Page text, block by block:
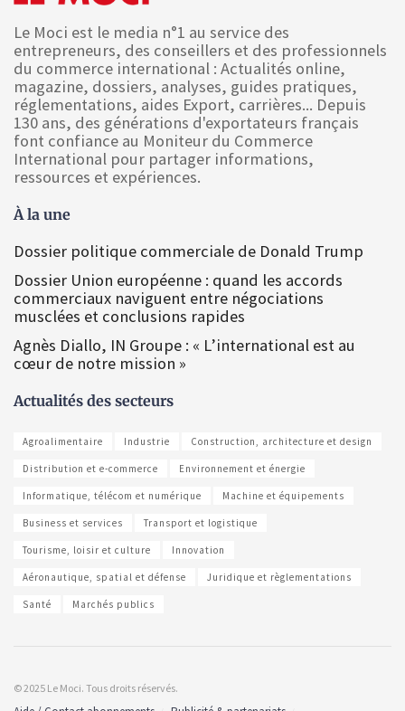
Le Moci est le media n°1 au service des
entrepreneurs, des conseillers et des professionnels
du commerce international : Actualités online,
magazine, dossiers, analyses, guides pratiques,
réglementations, aides Export, carrières... Depuis
130 ans, des générations d'exportateurs français
font confiance au Moniteur du Commerce
International pour partager informations,
ressources et expériences.
À la une
Dossier politique commerciale de Donald Trump
Dossier Union européenne : quand les accords
commerciaux naviguent entre négociations
musclées et conclusions rapides
Agnès Diallo, IN Groupe : « L’international est au
cœur de notre mission »
Actualités des secteurs
Agroalimentaire Industrie Construction, architecture et design
Distribution et e-commerce Environnement et énergie
Informatique, télécom et numérique Machine et équipements
Business et services Transport et logistique
Tourisme, loisir et culture Innovation
Aéronautique, spatial et défense Juridique et règlementations
Santé Marchés publics
© 2025 Le Moci. Tous droits réservés.